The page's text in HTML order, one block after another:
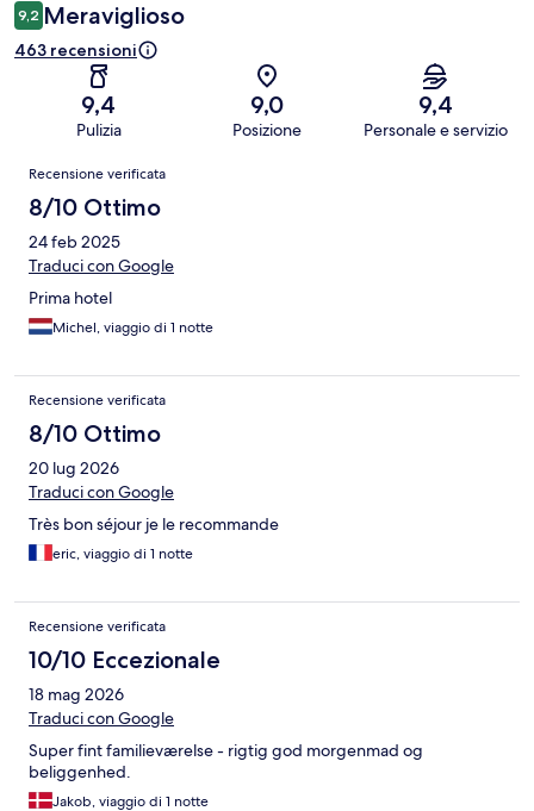
9,2 Meraviglioso
463 recensioni
9,4
Pulizia
9,0
Posizione
9,4
Personale e servizio
Recensioni
Recensione verificata
8/10 Ottimo
24 feb 2025
Traduci con Google
Prima hotel
Michel, viaggio di 1 notte
Recensione verificata
8/10 Ottimo
20 lug 2026
Traduci con Google
Très bon séjour je le recommande
eric, viaggio di 1 notte
Recensione verificata
10/10 Eccezionale
18 mag 2026
Traduci con Google
Super fint familieværelse - rigtig god morgenmad og
beliggenhed.
Jakob, viaggio di 1 notte